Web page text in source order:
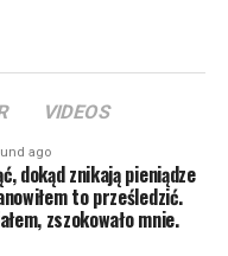
VIDEOS
ago
dokąd znikają pieniądze
to prześledzić.
zszokowało mnie.